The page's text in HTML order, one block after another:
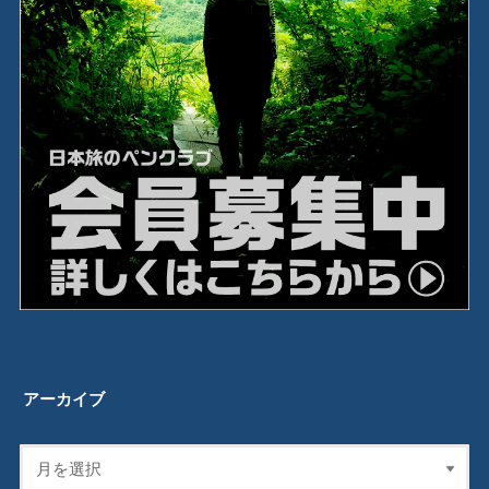
アーカイブ